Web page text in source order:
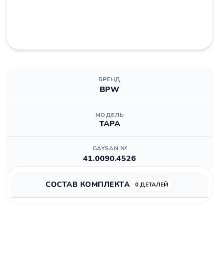
БРЕНД
BPW
МОДЕЛЬ
TAPA
GAYSAN №
41.0090.4526
СОСТАВ КОМПЛЕКТА 0 ДЕТАЛЕЙ